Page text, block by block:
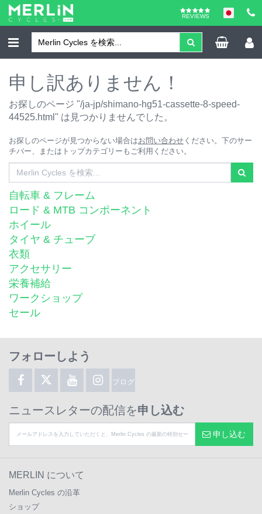
REVIEWS
申し訳ありません！
お探しのページ "/ja-jp/shimano-hg51-cassette-8-speed-
44525.html" は見つかりませんでした。
お探しのページが見つからない場合はお問い合わせ ください。下のサー
チバー、またはトップカテゴリーもご利用ください。
自転車 & フレーム
ロード & MTB コンポーネント
ホイール
タイヤ & チューブ
衣類
アクセサリー
栄養補給
ワークショップ
セール
フォローしよう
ブログ
ニュースレターの配信を申し込む
申し込む
MERLIN について
Merlin Cycles の沿革
ショップ